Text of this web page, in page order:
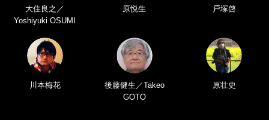
大住良之／
Yoshiyuki OSUMI
原悦生 戸塚啓
川本梅花
後藤健生／Takeo
GOTO
原壮史